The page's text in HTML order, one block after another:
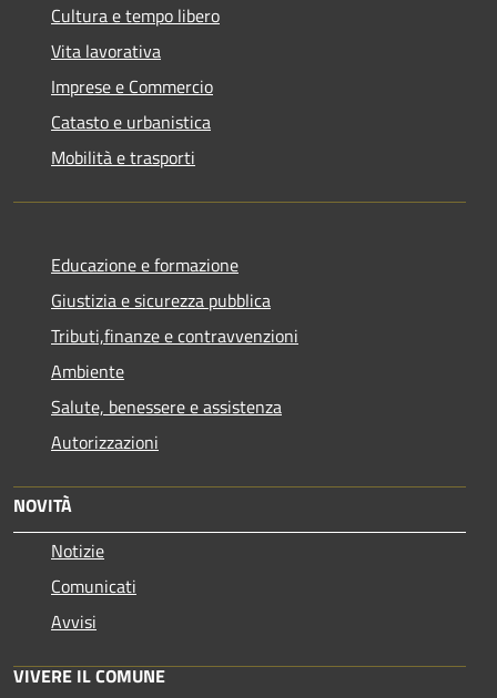
Cultura e tempo libero
Vita lavorativa
Imprese e Commercio
Catasto e urbanistica
Mobilità e trasporti
Educazione e formazione
Giustizia e sicurezza pubblica
Tributi,finanze e contravvenzioni
Ambiente
Salute, benessere e assistenza
Autorizzazioni
NOVITÀ
Notizie
Comunicati
Avvisi
VIVERE IL COMUNE